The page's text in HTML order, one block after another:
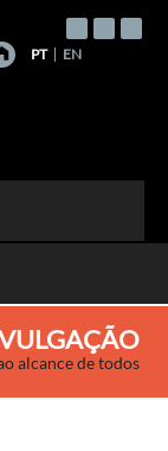
PT EN
alcance de todos